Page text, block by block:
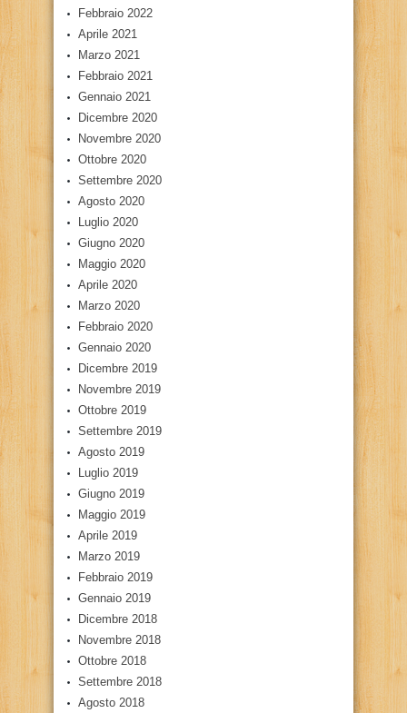
Febbraio 2022
Aprile 2021
Marzo 2021
Febbraio 2021
Gennaio 2021
Dicembre 2020
Novembre 2020
Ottobre 2020
Settembre 2020
Agosto 2020
Luglio 2020
Giugno 2020
Maggio 2020
Aprile 2020
Marzo 2020
Febbraio 2020
Gennaio 2020
Dicembre 2019
Novembre 2019
Ottobre 2019
Settembre 2019
Agosto 2019
Luglio 2019
Giugno 2019
Maggio 2019
Aprile 2019
Marzo 2019
Febbraio 2019
Gennaio 2019
Dicembre 2018
Novembre 2018
Ottobre 2018
Settembre 2018
Agosto 2018